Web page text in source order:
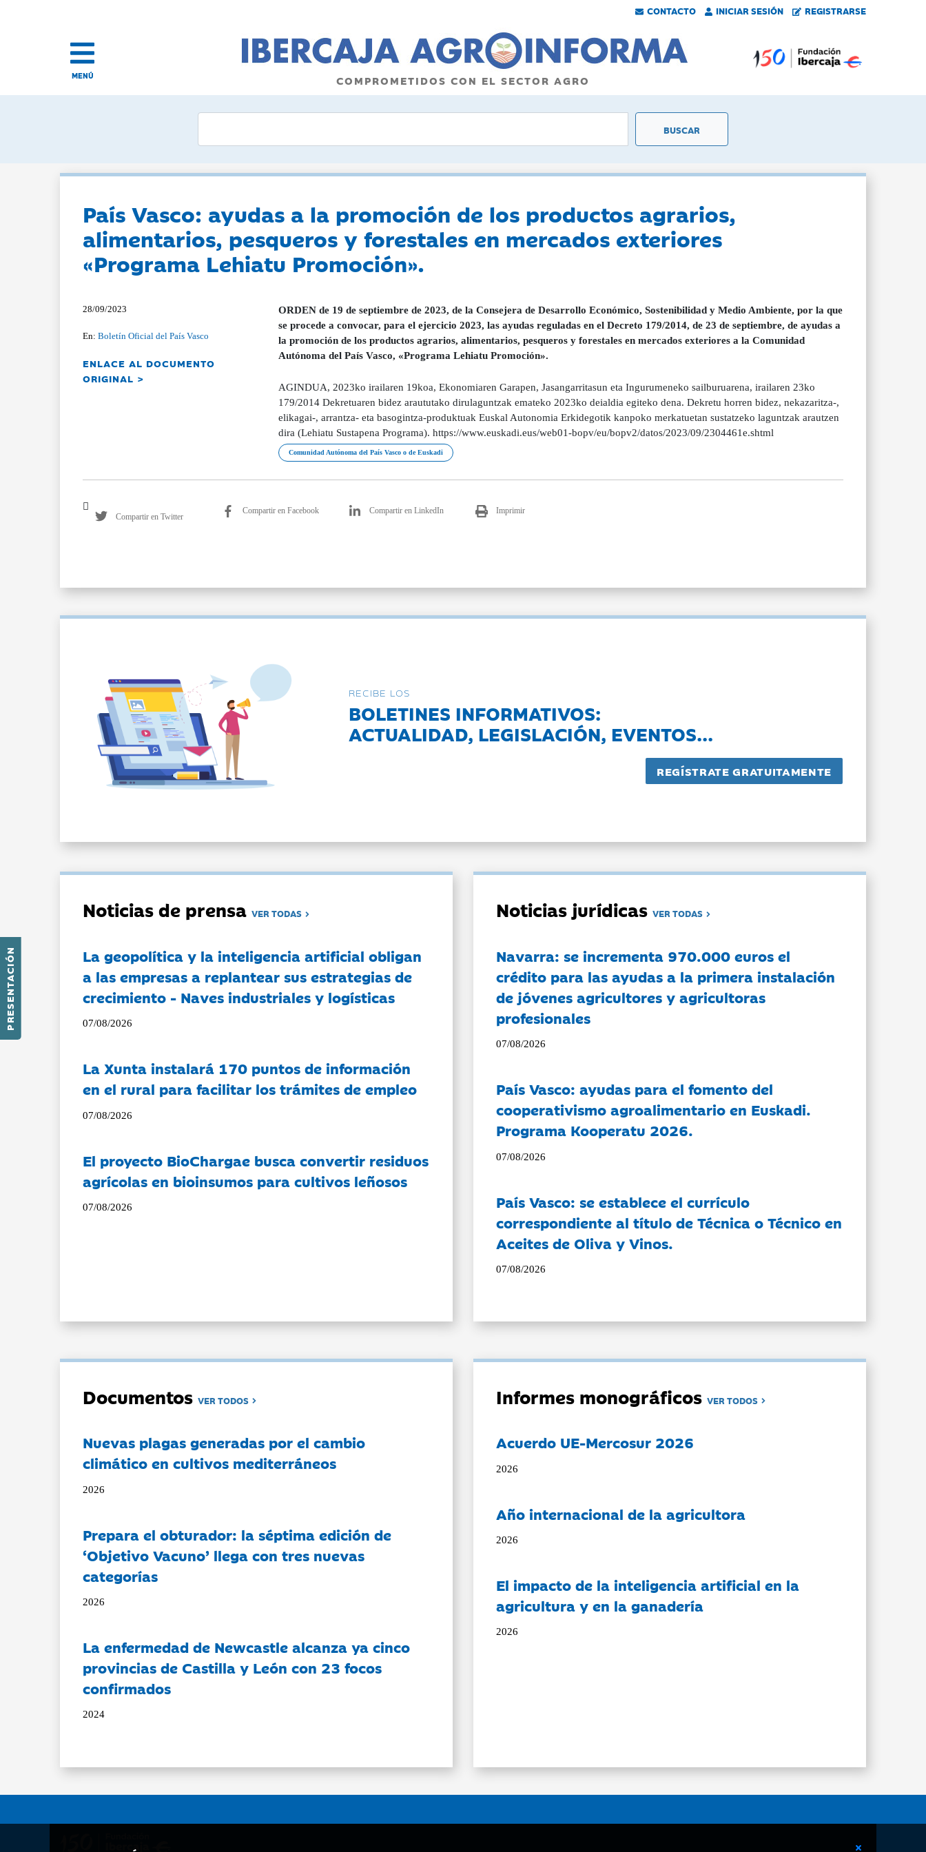
CONTACTO INICIAR SESIÓN REGISTRARSE
PRESENTACIÓN
MENÚ COMPROMETIDOS CON EL SECTOR AGRO
País Vasco: ayudas a la promoción de los productos agrarios,
alimentarios, pesqueros y forestales en mercados exteriores
«Programa Lehiatu Promoción».
28/09/2023
En:Boletín Oficial del País Vasco
ENLACE AL DOCUMENTO
ORIGINAL >
ORDEN de 19 de septiembre de 2023, de la Consejera de Desarrollo Económico, Sostenibilidad y Medio Ambiente, por la que
se procede a convocar, para el ejercicio 2023, las ayudas reguladas en el Decreto 179/2014, de 23 de septiembre, de ayudas a
la promoción de los productos agrarios, alimentarios, pesqueros y forestales en mercados exteriores a la Comunidad
Autónoma del País Vasco, «Programa Lehiatu Promoción».
AGINDUA, 2023ko irailaren 19koa, Ekonomiaren Garapen, Jasangarritasun eta Ingurumeneko sailburuarena, irailaren 23ko
179/2014 Dekretuaren bidez araututako dirulaguntzak emateko 2023ko deialdia egiteko dena. Dekretu horren bidez, nekazaritza-,
elikagai-, arrantza- eta basogintza-produktuak Euskal Autonomia Erkidegotik kanpoko merkatuetan sustatzeko laguntzak arautzen
dira (Lehiatu Sustapena Programa). https://www.euskadi.eus/web01-bopv/eu/bopv2/datos/2023/09/2304461e.shtml
Comunidad Autónoma del País Vasco o de Euskadi
Compartir en Twitter
Compartir en Facebook Compartir en LinkedIn Imprimir
RECIBE LOS
BOLETINES INFORMATIVOS:
ACTUALIDAD, LEGISLACIÓN, EVENTOS...
Noticias de prensaVER TODAS
La geopolítica y la inteligencia artificial obligan
a las empresas a replantear sus estrategias de
crecimiento - Naves industriales y logísticas
07/08/2026
La Xunta instalará 170 puntos de información
en el rural para facilitar los trámites de empleo
07/08/2026
El proyecto BioChargae busca convertir residuos
agrícolas en bioinsumos para cultivos leñosos
07/08/2026
Noticias jurídicasVER TODAS
Navarra: se incrementa 970.000 euros el
crédito para las ayudas a la primera instalación
de jóvenes agricultores y agricultoras
profesionales
07/08/2026
País Vasco: ayudas para el fomento del
cooperativismo agroalimentario en Euskadi.
Programa Kooperatu 2026.
07/08/2026
País Vasco: se establece el currículo
correspondiente al título de Técnica o Técnico en
Aceites de Oliva y Vinos.
07/08/2026
DocumentosVER TODOS
Nuevas plagas generadas por el cambio
climático en cultivos mediterráneos
2026
Prepara el obturador: la séptima edición de
‘Objetivo Vacuno’ llega con tres nuevas
categorías
2026
La enfermedad de Newcastle alcanza ya cinco
provincias de Castilla y León con 23 focos
confirmados
2024
Informes monográficosVER TODOS
Acuerdo UE-Mercosur 2026
2026
Año internacional de la agricultora
2026
El impacto de la inteligencia artificial en la
agricultura y en la ganadería
2026